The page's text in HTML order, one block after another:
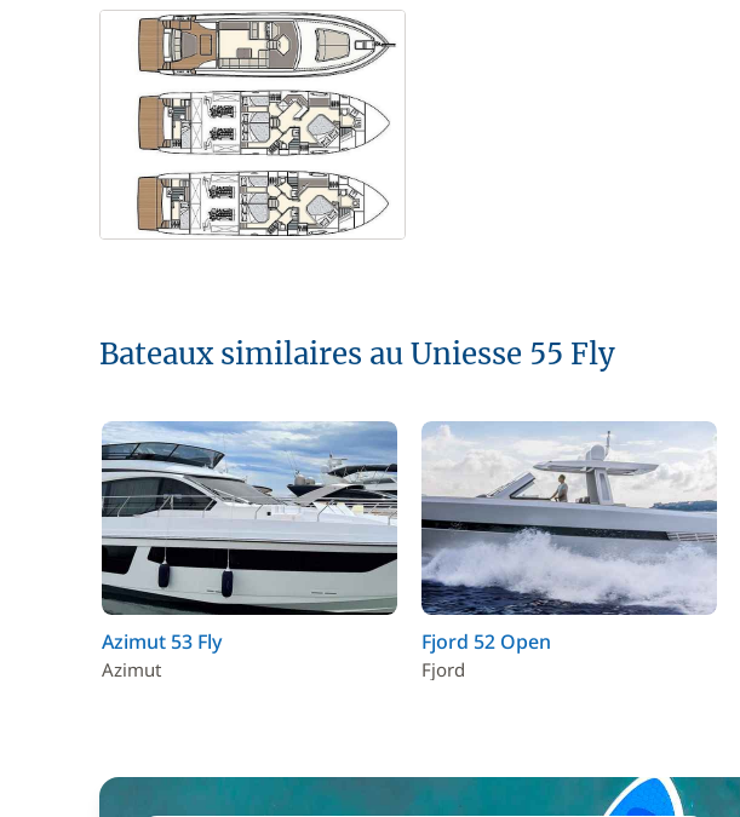
Bateaux similaires au Uniesse 55 Fly
Azimut 53 Fly
Azimut
Fjord 52 Open
Fjord